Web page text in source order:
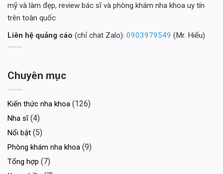
mỹ và làm đẹp, review bác sĩ và phòng khám nha khoa uy tín
trên toàn quốc
Liên hệ quảng cáo (chỉ chat Zalo): 0903979549 (Mr. Hiếu)
Chuyên mục
Kiến thức nha khoa (126)
Nha sĩ(4)
Nổi bật (5)
Phòng khám nha khoa (9)
Tổng hợp (7)